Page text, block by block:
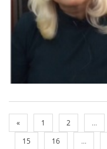
« 1 2 ...
15
16 ...